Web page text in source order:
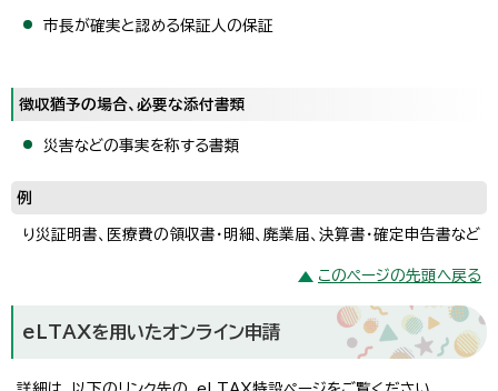
市長が確実と認める保証人の保証
徴収猶予の場合、必要な添付書類
災害などの事実を称する書類
例
り災証明書、医療費の領収書・明細、廃業届、決算書・確定申告書など
このページの先頭へ戻る
eLTAXを用いたオンライン申請